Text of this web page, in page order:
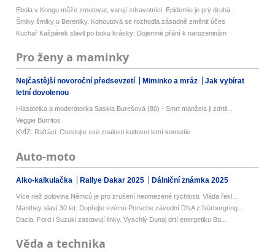
Ebola v Kongu může zmutovat, varují zdravotníci. Epidemie je prý druhá...
Šmiky šmiky u Bereniky. Kohoutová se rozhodla zásadně změnit účes
Kuchař Kašpárek slavil po boku krásky: Dojemné přání k narozeninám
Pro ženy a maminky
Nejčastější novoroční předsevzetí Miminko a mráz
Jak vybírat
letní dovolenou
Hlasatelka a moderátorka Saskia Burešová (80) - Smrt manžela ji zdrtil...
Veggie Burritos
KVÍZ: Rafťáci. Otestujte své znalosti kultovní letní komedie
Auto-moto
Alko-kalkulačka Rallye Dakar 2025 Dálniční známka 2025
Více než polovina Němců je pro zrušení neomezené rychlosti. Vláda řekl...
Manthey slaví 30 let: Dopřejte svému Porsche závodní DNA z Nürburgring...
Dacia, Ford i Suzuki zastavují linky. Vyschlý Dunaj drtí energetiku Ba...
Věda a technika